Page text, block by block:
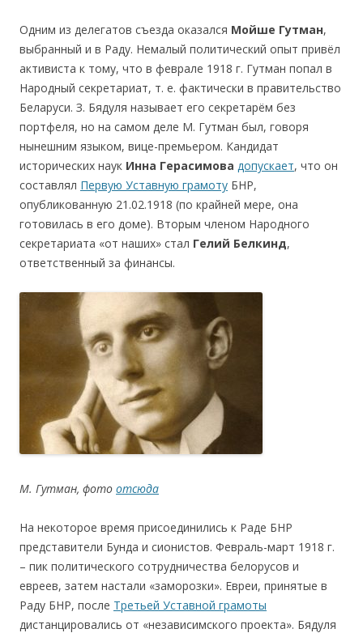
Одним из делегатов съезда оказался Мойше Гутман,
выбранный и в Раду. Немалый политический опыт привёл
активиста к тому, что в феврале 1918 г. Гутман попал в
Народный секретариат, т. е. фактически в правительство
Беларуси. З. Бядуля называет его секретарём без
портфеля, но на самом деле М. Гутман был, говоря
нынешним языком, вице-премьером. Кандидат
исторических наук Инна Герасимова допускает, что он
составлял Первую Уставную грамоту БНР,
опубликованную 21.02.1918 (по крайней мере, она
готовилась в его доме). Вторым членом Народного
секретариата «от наших» стал Гелий Белкинд,
ответственный за финансы.
М. Гутман, фото отсюда
На некоторое время присоединились к Раде БНР
представители Бунда и сионистов. Февраль-март 1918 г.
– пик политического сотрудничества белорусов и
евреев, затем настали «заморозки». Евреи, принятые в
Раду БНР, после Третьей Уставной грамоты
дистанцировались от «независимского проекта». Бядуля